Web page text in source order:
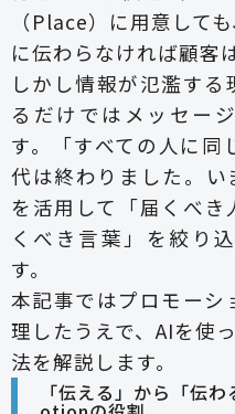
（Place）に用意して
に伝わらなければ顧客
しかし情報が氾濫す
るだけではメッセー
す。「すべての人に
代は終わりました。い
を活用して「届くべ
くべき言葉」を絞り
す。
本記事ではプロモーシ
理したうえで、AIを使
法を解説します。
「伝える」から「伝